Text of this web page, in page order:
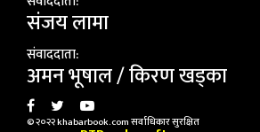
संजय लामा
संवाददाता:
अमन भूषाल / किरण खड्का
© २०२२ khabarbook.com सर्वाधिकार सुरक्षित